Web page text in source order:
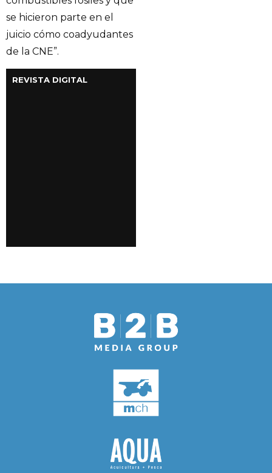
se hicieron parte en el
juicio cómo coadyudantes
de la CNE”.
REVISTA DIGITAL